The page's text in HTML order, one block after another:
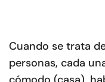
Cuando se trata
personas, cada